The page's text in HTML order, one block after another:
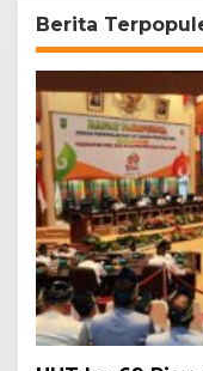
Berita